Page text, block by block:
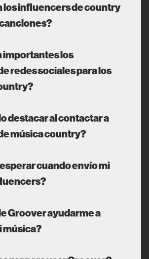
los influencers de country
importantes los
redes sociales para los
destacar al contactar a
música country?
cuando envío mi
Groover ayudarme a
música?